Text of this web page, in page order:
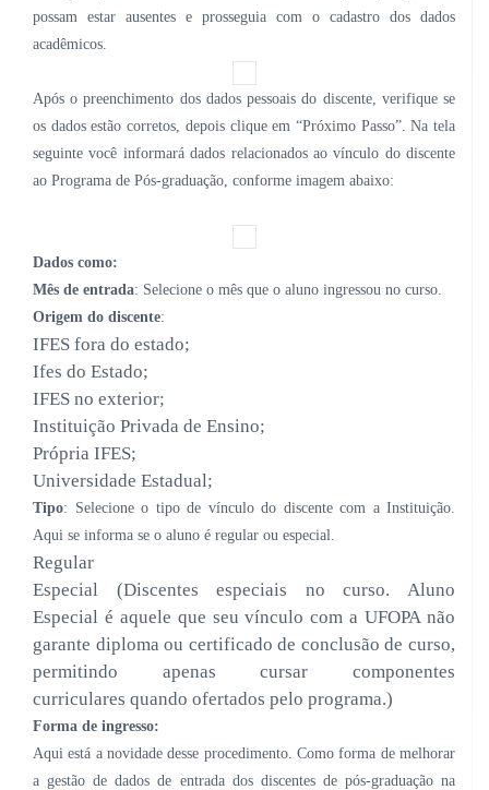
possam estar ausentes e prosseguia com o cadastro dos dados
acadêmicos.
Após o preenchimento dos dados pessoais do discente, verifique se
os dados estão corretos, depois clique em “Próximo Passo”. Natela
seguinte você informará dados relacionados ao vínculo do discente
ao Programa de Pós-graduação, conforme imagem abaixo:
Dados como:
Mês de entrada: Selecione o mês que o aluno ingressou no curso.
Origem do discente:
IFES fora do estado;
Ifes do Estado;
IFES no exterior;
Instituição Privada de Ensino;
Própria IFES;
Universidade Estadual;
Tipo: Selecione o tipo de vínculo do discente com a Instituição.
Aqui se informa se o aluno é regular ou especial.
Regular
Especial (Discentes especiais no curso. Aluno
Especial é aquele que seu vínculo com a UFOPA não
garante diploma ou certificado de conclusão de curso,
permitindo apenascursar componentes
curriculares quando ofertados pelo programa.)
Forma de ingresso:
Aqui está a novidade desse procedimento. Como forma de melhorar
a gestão de dados de entrada dos discentes de pós-graduação na